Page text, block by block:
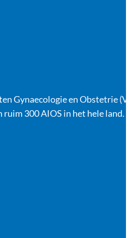
Gynaecologie en Obstetrie
300 AIOS in het hele land.